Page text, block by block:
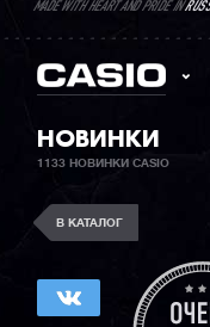
MADE WITH HEART AND PRIDE IN
НОВИНКИ
1133 НОВИНКИ CASIO
В КАТАЛОГ